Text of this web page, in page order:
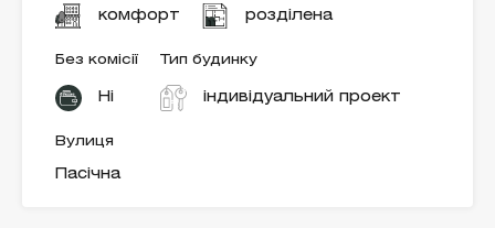
комфорт розділена
Без комісії
Ні
Тип будинку
індивідуальний проект
Вулиця
Пасічна